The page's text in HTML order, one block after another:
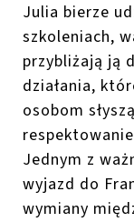
Julia bierze
szkoleniach,
przybliżają ją
działania,
osobom
Jednym z
wyjazd do
wymiany